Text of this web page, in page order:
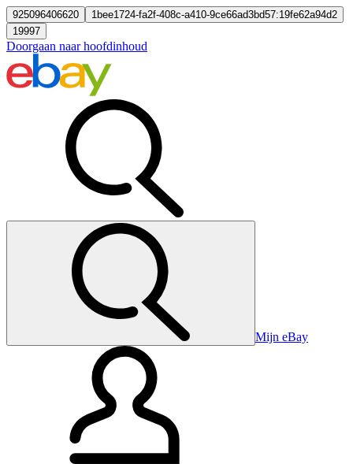
925096406620
1bee1724-fa2f-408c-a410-9ce66ad3bd57:19fe62a94d2
19997
Doorgaan naar hoofdinhoud
Mijn eBay